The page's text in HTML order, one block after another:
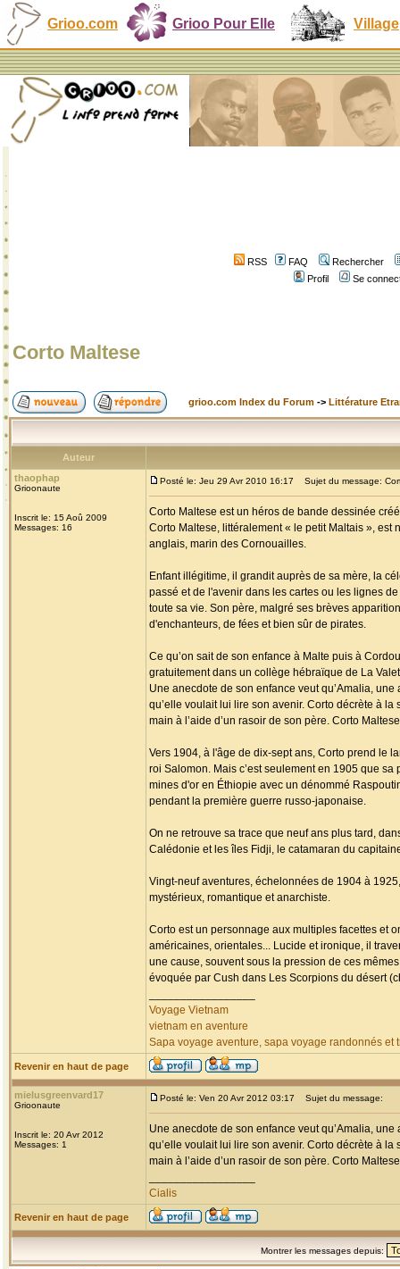
Grioo.com Grioo Pour Elle Village
RSS FAQ
Rechercher
Profil
Se
Corto Maltese
grioo.com Index du Forum -> Littérature
Auteur
thaophap
Grioonaute
Inscrit le: 15 Aoû 2009
Messages: 16
Posté le: Jeu 29 Avr 2010 16:17 Sujet du message:
Corto Maltese est un héros de bande dessinée
Corto Maltese, littéralement « le petit Maltais », est
anglais, marin des Cornouailles.
Enfant illégitime, il grandit auprès de sa mère, la
passé et de l'avenir dans les cartes ou les lignes
toute sa vie. Son père, malgré ses brèves
d'enchanteurs, de fées et bien sûr de pirates.
Ce qu’on sait de son enfance à Malte puis à
gratuitement dans un collège hébraïque de La
Une anecdote de son enfance veut qu’Amalia,
qu’elle voulait lui lire son avenir. Corto décrète à
main à l’aide d’un rasoir de son père. Corto
Vers 1904, à l'âge de dix-sept ans, Corto prend le
roi Salomon. Mais c’est seulement en 1905 que
mines d'or en Éthiopie avec un dénommé
pendant la première guerre russo-japonaise.
On ne retrouve sa trace que neuf ans plus tard,
Calédonie et les îles Fidji, le catamaran du
Vingt-neuf aventures, échelonnées de 1904 à
mystérieux, romantique et anarchiste.
Corto est un personnage aux multiples facettes et
américaines, orientales... Lucide et ironique, il
une cause, souvent sous la pression de ces
évoquée par Cush dans Les Scorpions du désert
Voyage Vietnam
vietnam en aventure
Sapa voyage aventure, sapa voyage randonnés et
Revenir en haut de page
mielusgreenvard17
Grioonaute
Inscrit le: 20 Avr 2012
Messages: 1
Posté le: Ven 20 Avr 2012 03:17 Sujet du message:
Une anecdote de son enfance veut qu’Amalia,
qu’elle voulait lui lire son avenir. Corto décrète à
main à l’aide d’un rasoir de son père. Corto
Cialis
Revenir en haut de page
Montrer les messages depuis: